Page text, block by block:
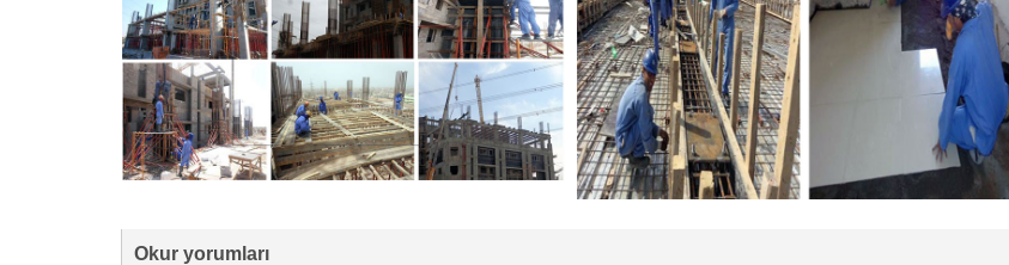
Okur yorumları